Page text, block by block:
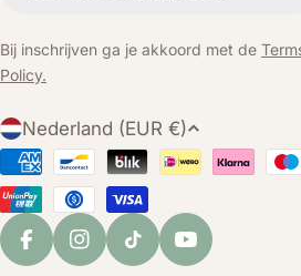
Bij inschrijven ga je akkoord met de
Policy.
L
a
n
d
/
Nederland (EUR €)
Betaalmethoden
FacebookInstagram
TikTokYouTube